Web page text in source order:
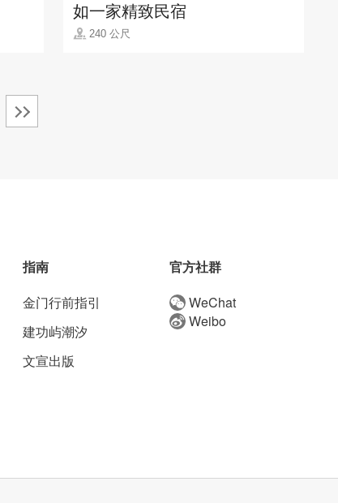
如一家精致民宿
240 公尺
指南
金门行前指引
建功屿潮汐
文宣出版
官方社群
WeChat
Weibo